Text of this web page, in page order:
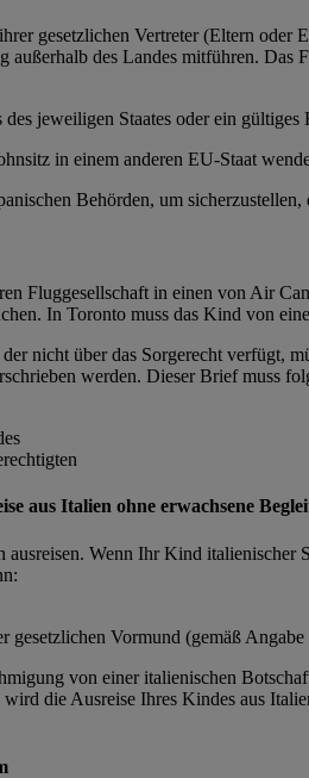
gesetzlichen Vertreter (Eltern oder
außerhalb des Landes mitführen.
jeweiligen Staates oder ein
in einem anderen EU-Staat
Behörden, um
Fluggesellschaft in einen von Air
In Toronto muss das Kind von
nicht über das Sorgerecht verfügt,
werden. Dieser Brief muss
aus Italien ohne erwachsene
Wenn Ihr Kind
gesetzlichen Vormund (gemäß Angabe
von einer italienischen
die Ausreise Ihres Kindes aus